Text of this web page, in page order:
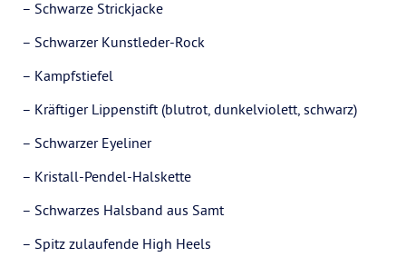
– Schwarze Strickjacke
– Schwarzer Kunstleder-Rock
– Kampfstiefel
– Kräftiger Lippenstift (blutrot, dunkelviolett, schwarz)
– Schwarzer Eyeliner
– Kristall-Pendel-Halskette
– Schwarzes Halsband aus Samt
– Spitz zulaufende High Heels